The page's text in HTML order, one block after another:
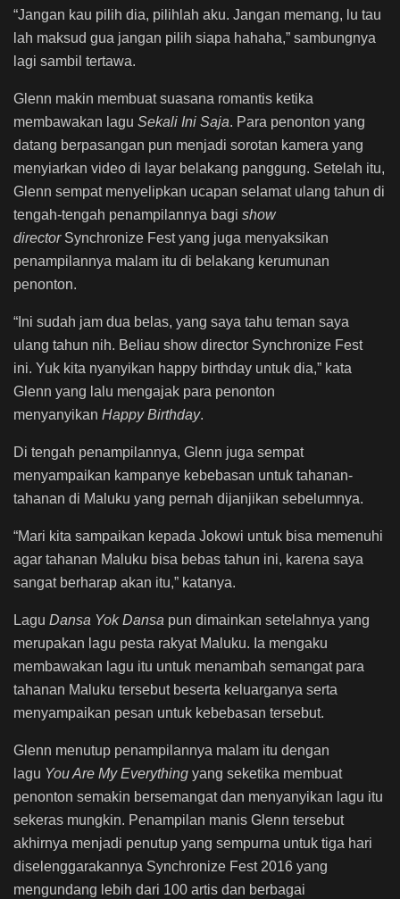
“Jangan kau pilih dia, pilihlah aku. Jangan memang, lu tau
lah maksud gua jangan pilih siapa hahaha,” sambungnya
lagi sambil tertawa.
Glenn makin membuat suasana romantis ketika
membawakan lagu Sekali Ini Saja. Para penonton yang
datang berpasangan pun menjadi sorotan kamera yang
menyiarkan video di layar belakang panggung. Setelah itu,
Glenn sempat menyelipkan ucapan selamat ulang tahun di
tengah-tengah penampilannya bagi show
director Synchronize Fest yang juga menyaksikan
penampilannya malam itu di belakang kerumunan
penonton.
“Ini sudah jam dua belas, yang saya tahu teman saya
ulang tahun nih. Beliau show director Synchronize Fest
ini. Yuk kita nyanyikan happy birthday untuk dia,” kata
Glenn yang lalu mengajak para penonton
menyanyikan Happy Birthday.
Di tengah penampilannya, Glenn juga sempat
menyampaikan kampanye kebebasan untuk tahanan-
tahanan di Maluku yang pernah dijanjikan sebelumnya.
“Mari kita sampaikan kepada Jokowi untuk bisa memenuhi
agar tahanan Maluku bisa bebas tahun ini, karena saya
sangat berharap akan itu,” katanya.
Lagu Dansa Yok Dansa pun dimainkan setelahnya yang
merupakan lagu pesta rakyat Maluku. Ia mengaku
membawakan lagu itu untuk menambah semangat para
tahanan Maluku tersebut beserta keluarganya serta
menyampaikan pesan untuk kebebasan tersebut.
Glenn menutup penampilannya malam itu dengan
lagu You Are My Everything yang seketika membuat
penonton semakin bersemangat dan menyanyikan lagu itu
sekeras mungkin. Penampilan manis Glenn tersebut
akhirnya menjadi penutup yang sempurna untuk tiga hari
diselenggarakannya Synchronize Fest 2016 yang
mengundang lebih dari 100 artis dan berbagai